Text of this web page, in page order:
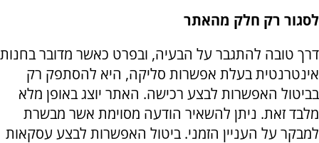
לסגור רק חלק מהאתר
דרך טובה להתגבר על הבעיה, ובפרט כאשר מדובר בחנות
אינטרנטית בעלת אפשרות סליקה, היא להסתפק רק
בביטול האפשרות לבצע רכישה. האתר יוצג באופן מלא
מלבד זאת. ניתן להשאיר הודעה מסוימת אשר מבשרת
למבקר על העניין הזמני. ביטול האפשרות לבצע עסקאות